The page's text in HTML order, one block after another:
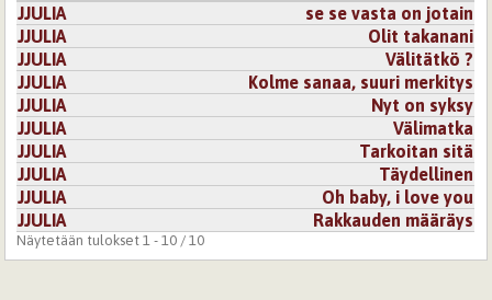
Kirjaudutairekisteröidykommentoidaksesi
JJULIA
se se vasta on jotain
JJULIA
Olit takanani
JJULIA
Välitätkö ?
JJULIA
Kolme sanaa, suuri merkitys
JJULIA
Nyt on syksy
JJULIA
Välimatka
JJULIA
Tarkoitan sitä
JJULIA
Täydellinen
JJULIA
Oh baby, i love you
JJULIA
Rakkauden määräys
Näytetään tulokset 1 - 10 / 10